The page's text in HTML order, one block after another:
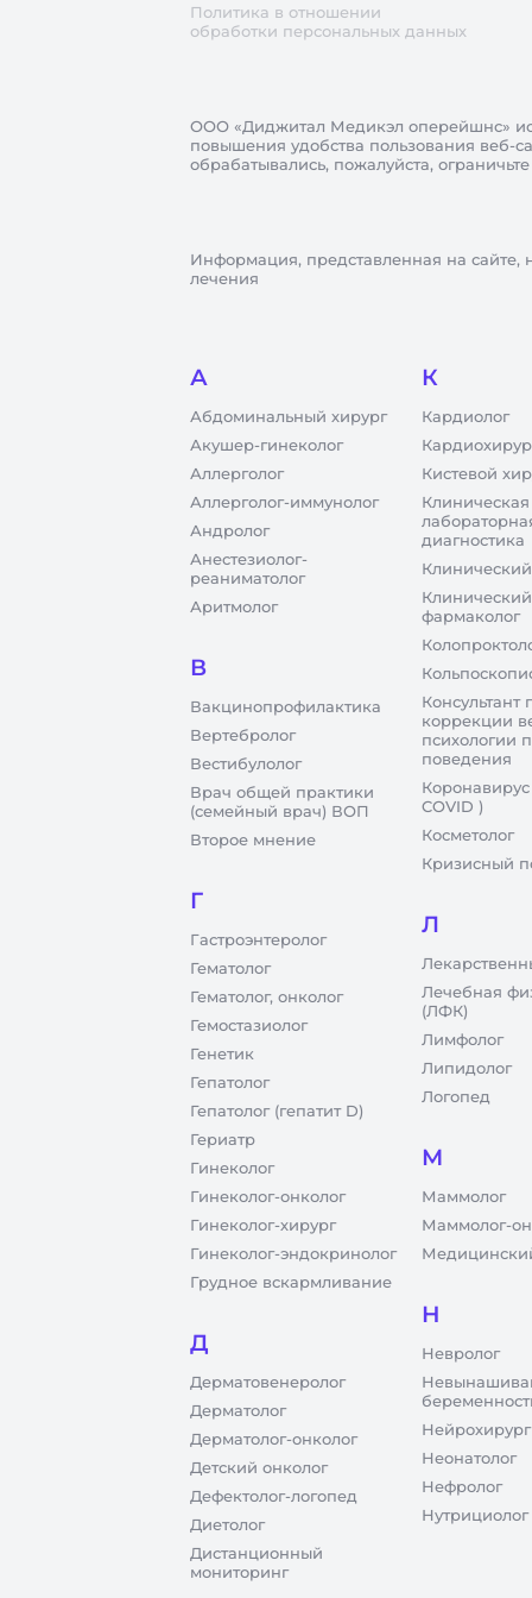
Политика в отношении
обработки персональных данных
ООО «Диджитал Медикэл оперейшнс»
повышения удобства пользования веб-
обрабатывались, пожалуйста,
Информация, представленная на сайте,
лечения
А
Абдоминальный хирург
Акушер-гинеколог
Аллерголог
Аллерголог-иммунолог
Андролог
Анестезиолог-
реаниматолог
Аритмолог
В
Вакцинопрофилактика
Вертебролог
Вестибулолог
Врач общей практики
(семейный врач) ВОП
Второе мнение
Г
Гастроэнтеролог
Гематолог
Гематолог, онколог
Гемостазиолог
Генетик
Гепатолог
Гепатолог (гепатит D)
Гериатр
Гинеколог
Гинеколог-онколог
Гинеколог-хирург
Гинеколог-эндокринолог
Грудное вскармливание
Д
Дерматовенеролог
Дерматолог
Дерматолог-онколог
Детский онколог
Дефектолог-логопед
Диетолог
Дистанционный
мониторинг
К
Кардиолог
Кистевой
Клиническая
диагностика
Клинический
фармаколог
Консультант
коррекции
психологии
поведения
COVID )
Косметолог
Кризисный
Л
Лечебная
(ЛФК)
Лимфолог
Липидолог
Логопед
М
Маммолог
Маммолог-
Н
Невролог
Нейрохирург
Неонатолог
Нефролог
Нутрициолог